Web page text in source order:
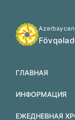
Azərbaycan
ГЛАВНАЯ
ИНФОРМАЦИЯ
ЕЖЕДНЕВНАЯ